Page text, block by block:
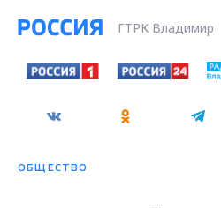
ГТРК Владимир
ОБЩЕСТВО